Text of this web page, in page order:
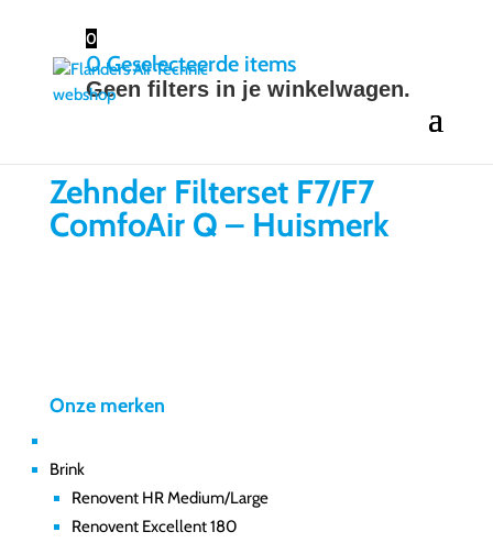
0
0 Geselecteerde items
Geen filters in je winkelwagen.
Zehnder Filterset F7/F7
ComfoAir Q – Huismerk
Onze merken
Brink
Renovent HR Medium/Large
Renovent Excellent 180